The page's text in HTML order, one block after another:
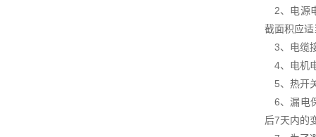
2、电源
截面积应
3、电缆
4、电机
5、热开
6、漏电
后7天内的